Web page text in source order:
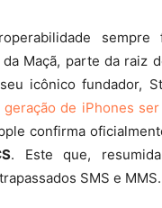
sempre
Maçã, parte da raiz
icônico fundador,
geração de iPhones
confirma
. Este que,
SMS e MMS.